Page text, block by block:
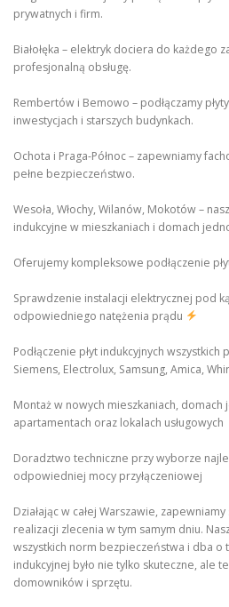
prywatnych i firm.
Białołęka – elektryk dociera do każdego
profesjonalną obsługę.
Rembertów i Bemowo – podłączamy
inwestycjach i starszych budynkach.
Ochota i Praga-Północ – zapewniamy
pełne bezpieczeństwo.
Wesoła, Włochy, Wilanów, Mokotów –
indukcyjne w mieszkaniach i domach
Oferujemy kompleksowe podłączenie
Sprawdzenie instalacji elektrycznej pod
odpowiedniego natężenia prądu
Podłączenie płyt indukcyjnych
Siemens, Electrolux, Samsung, Amica,
Montaż w nowych mieszkaniach, domach
apartamentach oraz lokalach usługowych
Doradztwo techniczne przy wyborze
odpowiedniej mocy przyłączeniowej
Działając w całej Warszawie,
realizacji zlecenia w tym samym dniu.
wszystkich norm bezpieczeństwa i dba o
indukcyjnej było nie tylko skuteczne, ale
domowników i sprzętu.